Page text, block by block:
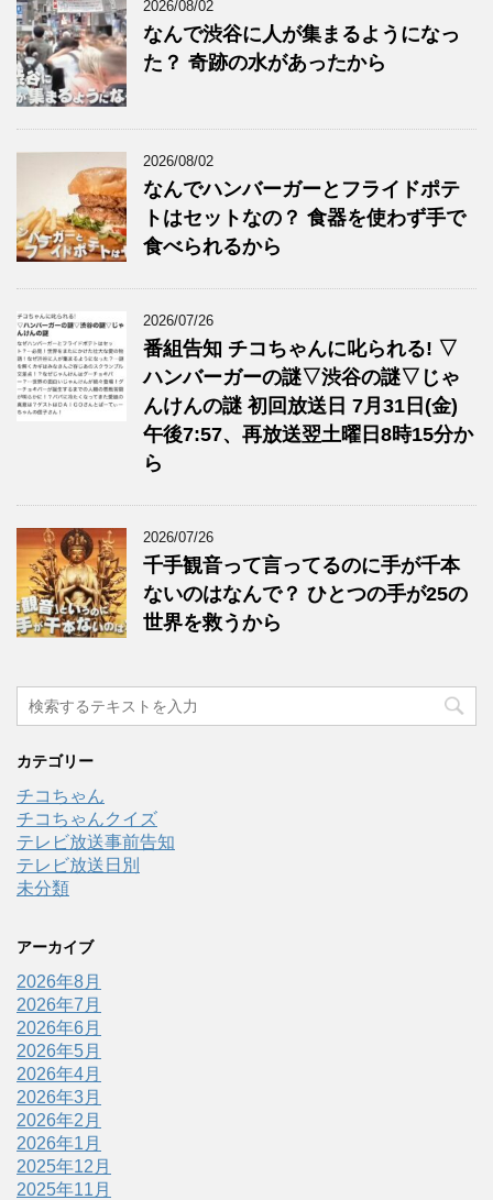
2026/08/02
なんで渋谷に人が集まるようになっ
た？ 奇跡の水があったから
2026/08/02
なんでハンバーガーとフライドポテ
トはセットなの？ 食器を使わず手で
食べられるから
2026/07/26
番組告知 チコちゃんに叱られる! ▽
ハンバーガーの謎▽渋谷の謎▽じゃ
んけんの謎 初回放送日 7月31日(金)
午後7:57、再放送翌土曜日8時15分か
ら
2026/07/26
千手観音って言ってるのに手が千本
ないのはなんで？ ひとつの手が25の
世界を救うから
カテゴリー
チコちゃん
チコちゃんクイズ
テレビ放送事前告知
テレビ放送日別
未分類
アーカイブ
2026年8月
2026年7月
2026年6月
2026年5月
2026年4月
2026年3月
2026年2月
2026年1月
2025年12月
2025年11月